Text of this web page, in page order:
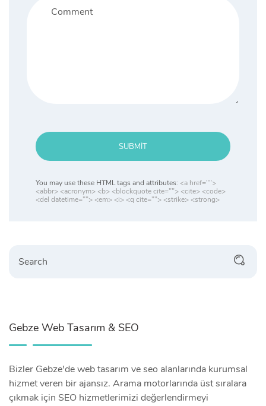
SUBMIT
You may use these HTML tags and attributes: <a href="">
<abbr> <acronym> <b> <blockquote cite=""> <cite> <code>
<del datetime=""> <em> <i> <q cite=""> <strike> <strong>
Gebze Web Tasarım & SEO
Bizler Gebze'de web tasarım ve seo alanlarında kurumsal
hizmet veren bir ajansız. Arama motorlarında üst sıralara
çıkmak için SEO hizmetlerimizi değerlendirmeyi